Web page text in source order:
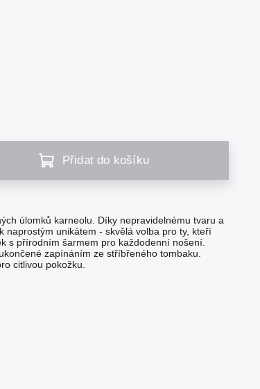
Přidat do košíku
úlomků karneolu. Díky nepravidelnému tvaru a
naprostým unikátem - skvělá volba pro ty, kteří
s přírodním šarmem pro každodenní nošení.
zapínáním ze stříbřeného tombaku.
citlivou pokožku.